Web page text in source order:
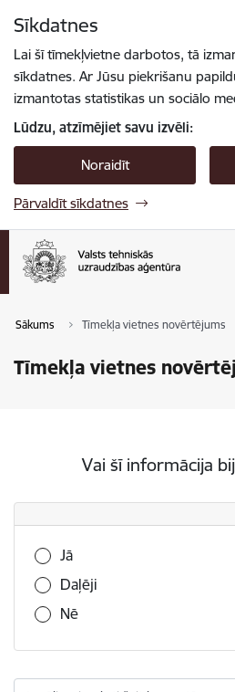
Sīkdatnes
Lai šī tīmekļvietne darbotos, tā
sīkdatnes. Ar Jūsu piekrišanu
izmantotas statistikas un sociālo
Lūdzu, atzīmējiet savu izvēli:
Noraidīt
Pārvaldīt sīkdatnes
Sākums Tīmekļa vietnes novērtējums
Tīmekļa vietnes
Vai šī informācija
Vai šī informācija bija
Jā
Daļēji
Nē